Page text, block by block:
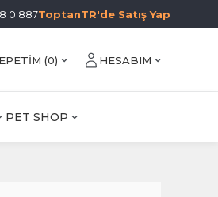
0 887ToptanTR'de Satış Yap
(0) HESABIM
PET SHOP